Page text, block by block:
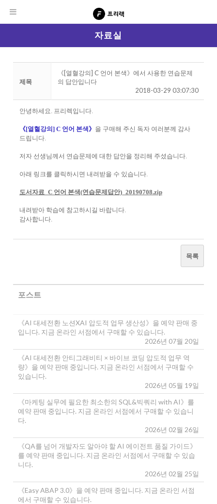
자료실
제목
《[열혈강의] C 언어 본색》에서 사용한 연습문제
의 답안입니다
2018-03-29 03:07:30
안녕하세요. 프리렉입니다.
《[열혈강의] C 언어 본색》 을 구매해 주신 독자 여러분께 감사
드립니다.
저자 선생님께서 연습문제에 대한 답안을 정리해 주셨습니다.
아래 링크를 클릭하시면 내려받을 수 있습니다.
도서자료_C 언어 본색(연습문제답안)_20190708.zip
내려받아 학습에 참고하시길 바랍니다.
감사합니다.
목록
포스트
《AI 대세전환 노션XAI 압도적 업무 생산성》을 예약 판매 중
입니다. 지금 온라인 서점에서 구매할 수 있습니다.
2026년 07월 20일
《AI 대세전환 안티그래비티 × 바이브 코딩 압도적 업무 역
량》을 예약 판매 중입니다. 지금 온라인 서점에서 구매할 수
있습니다.
2026년 05월 19일
《마케팅 실무에 필요한 최소한의 SQL&빅쿼리 with AI》를
예약 판매 중입니다. 지금 온라인 서점에서 구매할 수 있습니
다.
2026년 02월 26일
《QA를 넘어 개발자도 알아야 할 AI 에이전트 품질 가이드》
를 예약 판매 중입니다. 지금 온라인 서점에서 구매할 수 있습
니다.
2026년 02월 25일
《Easy ABAP 3.0》을 예약 판매 중입니다. 지금 온라인 서점
에서 구매할 수 있습니다.